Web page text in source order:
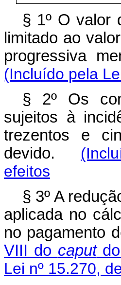
§ 1º O valor
limitado ao
progressiva
(Incluído pela
§ 2º Os
sujeitos à
trezentos e
devido.
efeitos
§ 3º A
aplicada no
no pagamento
VIII do caputdo
Lei nº 15.270,